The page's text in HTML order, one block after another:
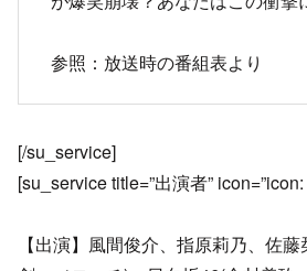
参照：放送時の番組表より
[/su_service]
[su_service title=”出演者” icon=”icon:
【出演】風間俊介、指原莉乃、佐